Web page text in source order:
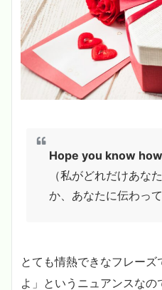
Hope you know
（私がどれだけあな
か、あなたに伝わっ
とても情熱できなフレー
よ」というニュアンスな